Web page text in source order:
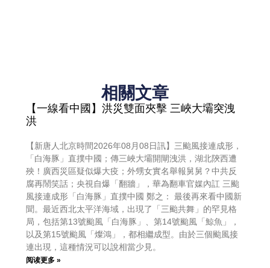
相關文章
【一線看中國】洪災雙面夾擊 三峽大壩突洩
洪
【新唐人北京時間2026年08月08日訊】三颱風接連成形，
「白海豚」直撲中國；傳三峽大壩開閘洩洪，湖北陝西遭
殃！廣西災區疑似爆大疫；外甥女實名舉報舅舅？中共反
腐再鬧笑話；央視自爆「翻牆」，華為翻車官媒內訌 三颱
風接連成形「白海豚」直撲中國 鄭之： 最後再來看中國新
聞。最近西北太平洋海域，出現了「三颱共舞」的罕見格
局，包括第13號颱風「白海豚」、第14號颱風「鯨魚」，
以及第15號颱風「燦鴻」，都相繼成型。由於三個颱風接
連出現，這種情況可以說相當少見。
阅读更多 »